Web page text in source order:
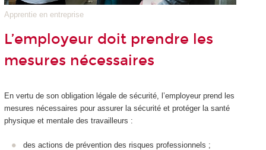
Apprentie en entreprise
L’employeur doit prendre les
mesures nécessaires
En vertu de son obligation légale de sécurité, l’employeur prend les
mesures nécessaires pour assurer la sécurité et protéger la santé
physique et mentale des travailleurs :
des actions de prévention des risques professionnels ;